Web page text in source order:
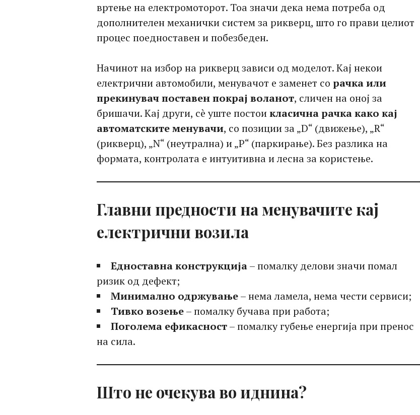
вртење на електромоторот. Тоа значи дека нема потреба од
дополнителен механички систем за рикверц, што го прави целиот
процес поедноставен и побезбеден.
Начинот на избор на рикверц зависи од моделот. Кај некои
електрични автомобили, менувачот е заменет со рачка или
прекинувач поставен покрај воланот, сличен на оној за
бришачи. Кај други, сè уште постоикласична рачка како кај
автоматските менувачи, со позиции за „D“ (движење), „R“
(рикверц), „N“ (неутрална) и „P“ (паркирање). Без разлика на
формата, контролата е интуитивна и лесна за користење.
Главни предности на менувачите кај
електрични возила
Едноставна конструкција– помалку делови значи помал
ризик од дефект;
Минимално одржување– нема ламела, нема чести сервиси;
Тивко возење– помалку бучава при работа;
Поголема ефикасност– помалку губење енергија при пренос
на сила.
Што не очекува во иднина?